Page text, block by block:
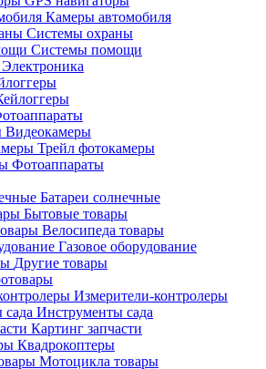
Камеры автомобиля
Системы охраны
Системы помощи
Электроника
Видеокамеры
Трейл фотокамеры
Фотоаппараты
Батареи солнечные
Бытовые товары
Велосипеда товары
Газовое оборудование
Другие товары
Измерители-контролеры
Инструменты сада
Картинг запчасти
Квадрокоптеры
Мотоцикла товары